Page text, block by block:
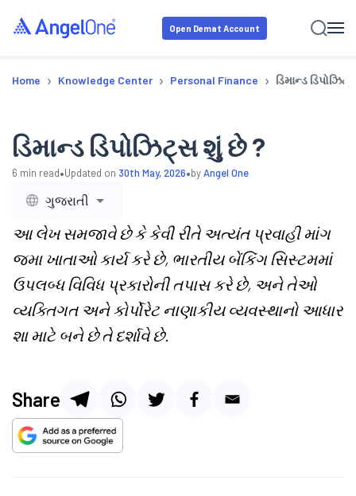
Open Demat Account
Home › Knowledge Center › Personal Finance › ડિમાન્ડ
ડિમાન્ડ ડિપોઝિટ્સ શું છે ?
6 min read•Updated on 30th May, 2026•byAngel One
ગુજરાતી
આ લેખ સમજાવે છે કે કેવી રીતે અત્યંત પ્રવાહી માંગ
જમા ખાતાઓ કાર્ય કરે છે, ભારતીય બેંકિંગ સિસ્ટમમાં
ઉપલબ્ધ વિવિધ પ્રકારોની તપાસ કરે છે, અને તેઓ
વ્યક્તિગત અને કોર્પોરેટ નાણાકીય વ્યવસ્થાનો આધાર
શા માટે બને છે તે દર્શાવે છે.
Share